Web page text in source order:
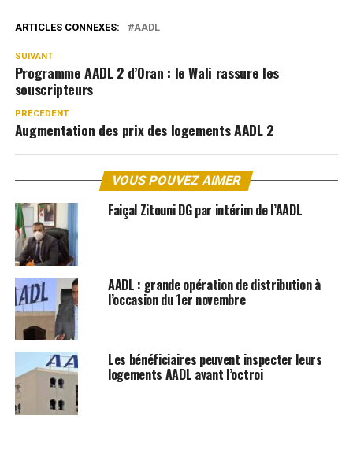
ARTICLES CONNEXES: AADL
SUIVANT
Programme AADL 2 d’Oran : le Wali rassure les
souscripteurs
PRÉCEDENT
Augmentation des prix des logements AADL 2
VOUS POUVEZ AIMER
Faiçal Zitouni DG par intérim de l’AADL
AADL : grande opération de distribution à
l’occasion du 1er novembre
Les bénéficiaires peuvent inspecter leurs
logements AADL avant l’octroi